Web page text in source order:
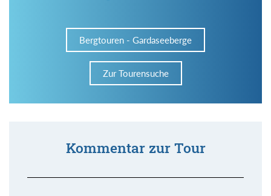
Bergtouren - Gardaseeberge
Zur Tourensuche
Kommentar zur Tour